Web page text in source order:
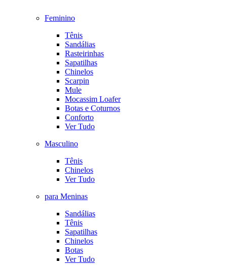
Feminino
Tênis
Sandálias
Rasteirinhas
Sapatilhas
Chinelos
Scarpin
Mule
Mocassim Loafer
Botas e Coturnos
Conforto
Ver Tudo
Masculino
Tênis
Chinelos
Ver Tudo
para Meninas
Sandálias
Tênis
Sapatilhas
Chinelos
Botas
Ver Tudo